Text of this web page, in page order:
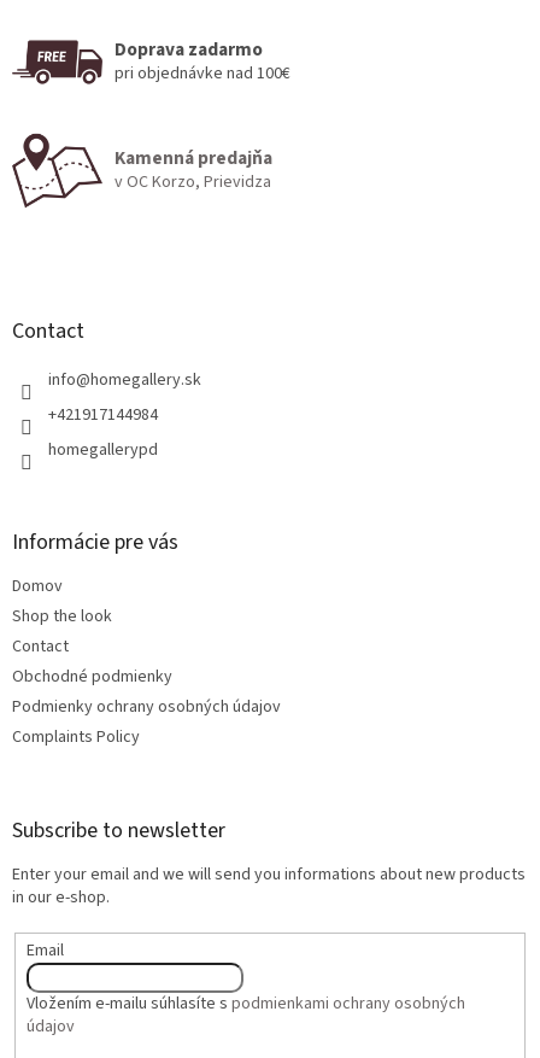
i
o
n
Doprava zadarmo
pri objednávke nad 100€
Kamenná predajňa
v OC Korzo, Prievidza
Contact
info@homegallery.sk
+421917144984
homegallerypd
Informácie pre vás
Domov
Shop the look
Contact
Obchodné podmienky
Podmienky ochrany osobných údajov
Complaints Policy
Subscribe to newsletter
Enter your email and we will send you informations about new products
in our e-shop.
Email
Vložením e-mailu súhlasíte s podmienkami ochrany osobných
údajov